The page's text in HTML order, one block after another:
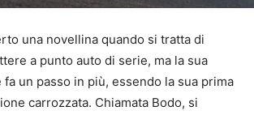
una novellina quando si tratta di
a punto auto di serie, ma la sua
un passo in più, essendo la sua prima
carrozzata. Chiamata Bodo, si